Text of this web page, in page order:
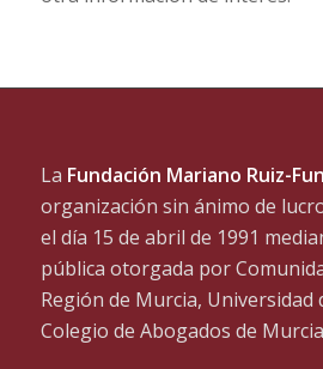
La Fundación Mariano Ruiz-
organización sin ánimo de
el día 15 de abril de 1991
pública otorgada por
Región de Murcia,
Colegio de Abogados de